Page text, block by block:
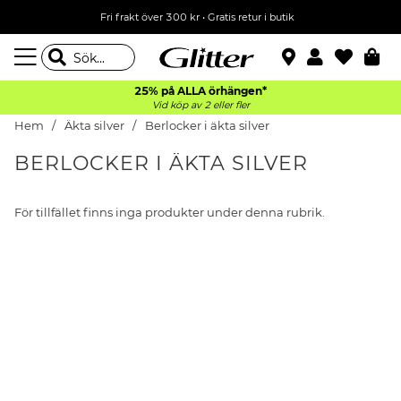
Fri frakt över 300 kr• Gratis retur i butik
25% på ALLA örhängen*
Vid köp av 2 eller fler
Hem Äkta silver Berlocker i äkta silver
BERLOCKER I ÄKTA SILVER
För tillfället finns inga produkter under denna rubrik.